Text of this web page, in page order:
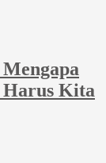
Harus Kita